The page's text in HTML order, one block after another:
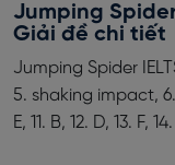
Jumping
Giải đề chi tiết
Jumping Spider
5. shaking impact,
E, 11. B, 12. D, 13. F,